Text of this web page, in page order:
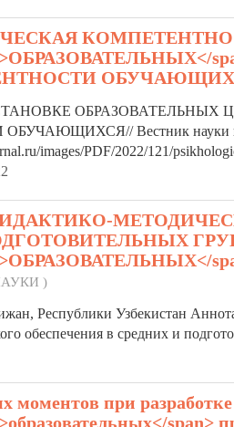
ОБРАЗОВАТЕЛЬНЫХ
Вестник науки и
images/PDF/2022/121/
)
Республики Узбекистан
обеспечения в средних и
моментов при разработке
span>